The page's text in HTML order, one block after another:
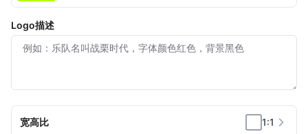
Logo描述
宽高比 1:1